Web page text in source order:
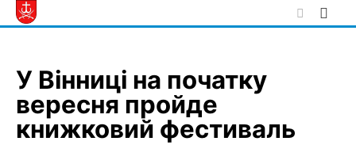
Skip
to
У Вінниці на початку
вересня пройде
книжковий фестиваль